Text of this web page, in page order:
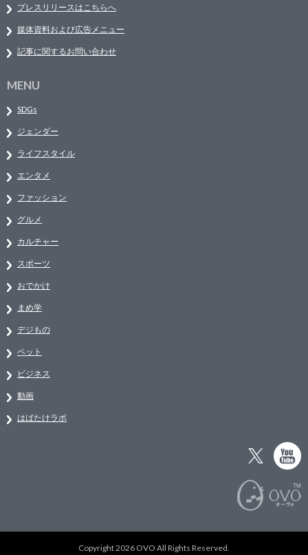
プレスリリースはこちらへ
媒体資料および広告メニュー
記事に関するお問い合わせ
MENU
SDGs
ジェンダー
ライフスタイル
エンタメ
ファッション
グルメ
カルチャー
スポーツ
おでかけ
まめ学
デジもの
ペット
ビジネス
動画
はばたけラボ
Copyright 2026 OVO All Rights Reserved.